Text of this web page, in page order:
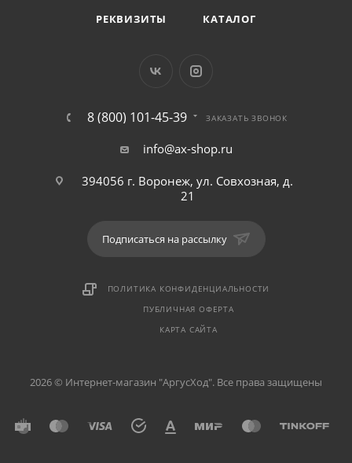
РЕКВИЗИТЫ
КАТАЛОГ
8 (800) 101-45-39 ЗАКАЗАТЬ ЗВОНОК
info@ax-shop.ru
394056 г. Воронеж, ул. Совхозная, д.
21
Подписаться на рассылку
ПОЛИТИКА КОНФИДЕНЦИАЛЬНОСТИ
ПУБЛИЧНАЯ ОФЕРТА
КАРТА САЙТА
2026 © Интернет-магазин "АргусХод". Все права защищены